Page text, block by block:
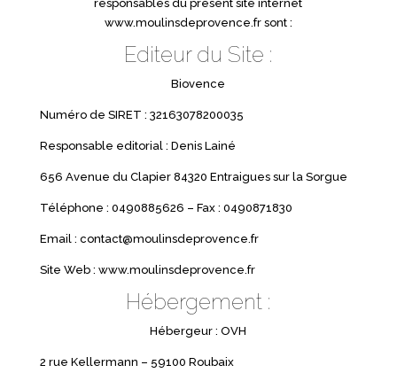
responsables du présent site internet
www.moulinsdeprovence.fr sont :
Editeur du Site :
Biovence
Numéro de SIRET : 32163078200035
Responsable editorial : Denis Lainé
656 Avenue du Clapier 84320 Entraigues sur la Sorgue
Téléphone : 0490885626 – Fax : 0490871830
Email : contact@moulinsdeprovence.fr
Site Web : www.moulinsdeprovence.fr
Hébergement :
Hébergeur : OVH
2 rue Kellermann – 59100 Roubaix